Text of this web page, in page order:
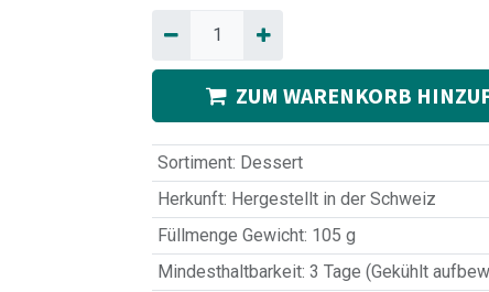
ZUM WARENKORB
Sortiment: Dessert
Herkunft: Hergestellt in der Schweiz
Füllmenge Gewicht: 105 g
Mindesthaltbarkeit: 3 Tage (Gekühlt